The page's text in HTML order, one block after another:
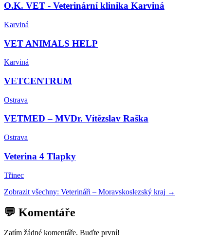
O.K. VET - Veterinární klinika Karviná
Karviná
VET ANIMALS HELP
Karviná
VETCENTRUM
Ostrava
VETMED – MVDr. Vítězslav Raška
Ostrava
Veterina 4 Tlapky
Třinec
Zobrazit všechny: Veterináři – Moravskoslezský kraj →
💬 Komentáře
Zatím žádné komentáře. Buďte první!